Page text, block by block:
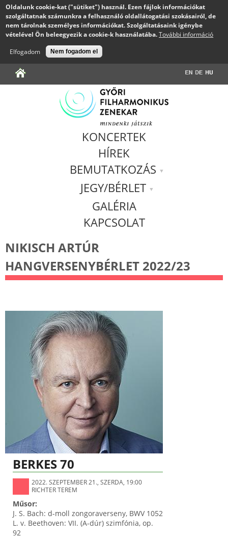
Oldalunk cookie-kat ("sütiket") használ. Ezen fájlok információkat
szolgáltatnak számunkra a felhasználó oldallátogatási szokásairól, de
nem tárolnak személyes információkat. Szolgáltatásaink igénybe
vételével Ön beleegyezik a cookie-k használatába.További információ
Elfogadom
Nem fogadom el
KONCERTEK
HÍREK
BEMUTATKOZÁS
JEGY/BÉRLET
GALÉRIA
KAPCSOLAT
NIKISCH ARTÚR
HANGVERSENYBÉRLET 2022/23
BERKES 70
2022. SZEPTEMBER 21., SZERDA, 19:00
RICHTER TEREM
Műsor:
J. S. Bach: d-moll zongoraverseny, BWV 1052
L. v. Beethoven: VII. (A-dúr) szimfónia, op.
92